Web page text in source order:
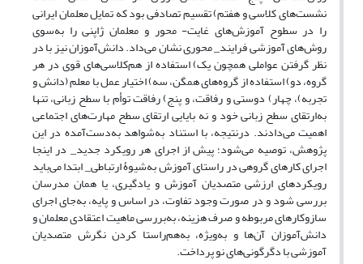
نشست‌های کلاسی و هفتم) تقسیم تصادفی بود که تمایل معلمان ایرانی
را در سطوح آموزش‌های غایت- محور و معلمان ژاپنی را به‌سوی
روش‌های آموزشی فرایند_ محوری نشان می‌داد. دانش‌آموزان نیز با در
نظر گرفتن عواملی همچون یک) استفاده از هم‌کلاسی‌های قوی در هر
گروه، دو) استفاده از گروه‌های همگن، سه) اختیار عمل با معلم (دانش و
تجربه)، چهار) دوستی و رفاقت، و پنج) رفاقت توأم با سطح زبانی، تنها
به‌ارتقای سطح زبانی خود و نه بایایی ارتقای سطح مهارت‌های اجتماعی
اهمیت می‌دادند. درنتیجه، با استناد به‌شواهد به‌دست‌آمده در این
پژوهش، توصیه می‌شود؛ پیش از اجرای هر رویکرد جدید_ در اینجا
اجرای کارهای گروهی در راستای آموزش به‌شیوۀ ارتباطی_ ابتدا می‌باید
رویکردهای ارزشی متصدیان آموزش و یادگیری، یا همان مدرسان
بررسی شود و در صورت وجود تفاوت، در اساس و پایه، به‌جای اجرای
سازوکارهای مربوطه و صرف هزینه، به‌بررسی ماهیت اعتقادی معلمان و
دانش‌آموزان آن‌ها و به‌ویژه، به‌هم‌راستا کردن نگرش متصدیان
آموزشی با دگرگونی‌های نو پرداخت.